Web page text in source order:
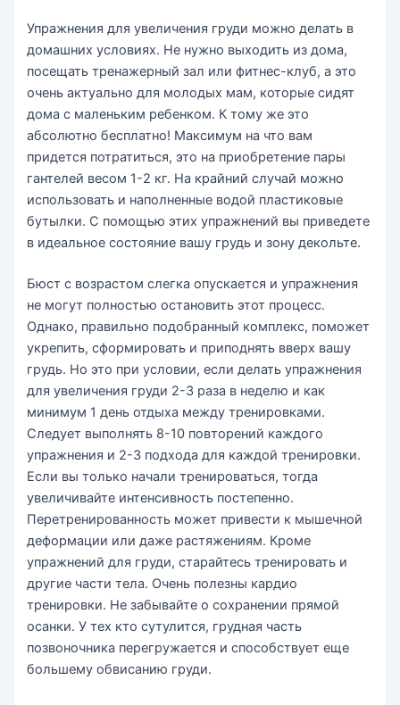
Упражнения для увеличения груди можно делать в
домашних условиях. Не нужно выходить из дома,
посещать тренажерный зал или фитнес-клуб, а это
очень актуально для молодых мам, которые сидят
дома с маленьким ребенком. К тому же это
абсолютно бесплатно! Максимум на что вам
придется потратиться, это на приобретение пары
гантелей весом 1-2 кг. На крайний случай можно
использовать и наполненные водой пластиковые
бутылки. С помощью этих упражнений вы приведете
в идеальное состояние вашу грудь и зону декольте.
Бюст с возрастом слегка опускается и упражнения
не могут полностью остановить этот процесс.
Однако, правильно подобранный комплекс, поможет
укрепить, сформировать и приподнять вверх вашу
грудь. Но это при условии, если делать упражнения
для увеличения груди 2-3 раза в неделю и как
минимум 1 день отдыха между тренировками.
Следует выполнять 8-10 повторений каждого
упражнения и 2-3 подхода для каждой тренировки.
Если вы только начали тренироваться, тогда
увеличивайте интенсивность постепенно.
Перетренированность может привести к мышечной
деформации или даже растяжениям. Кроме
упражнений для груди, старайтесь тренировать и
другие части тела. Очень полезны кардио
тренировки. Не забывайте о сохранении прямой
осанки. У тех кто сутулится, грудная часть
позвоночника перегружается и способствует еще
большему обвисанию груди.